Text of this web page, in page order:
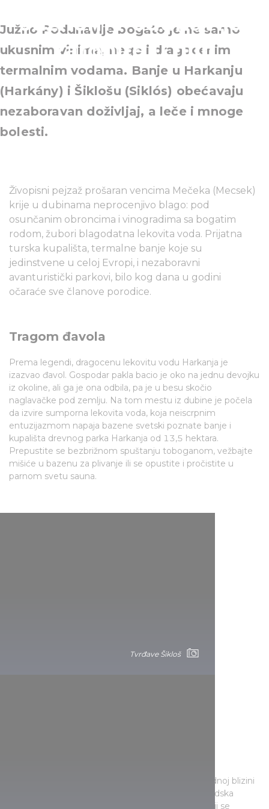
Južnom Podunavlju:
zaronite u njih
Južno Podunavlje bogato je ne samo
ukusnim vinima, nego i dragocenim
termalnim vodama. Banje u Harkanju
(Harkány) i Šiklošu (Siklós) obećavaju
nezaboravan doživljaj, a leče i mnoge
bolesti.
Živopisni pejzaž prošaran vencima Mečeka (Mecsek)
krije u dubinama neprocenjivo blago: pod
osunčanim obroncima i vinogradima sa bogatim
rodom, žubori blagodatna lekovita voda. Prijatna
turska kupališta, termalne banje koje su
jedinstvene u celoj Evropi, i nezaboravni
avanturistički parkovi, bilo kog dana u godini
očaraće sve članove porodice.
Tragom đavola
Prema legendi, dragocenu lekovitu vodu Harkanja je
izazvao đavol. Gospodar pakla bacio je oko na jednu devojku
iz okoline, ali ga je ona odbila, pa je u besu skočio
naglavačke pod zemlju. Na tom mestu iz dubine je počela
da izvire sumporna lekovita voda, koja neiscrpnim
entuzijazmom napaja bazene svetski poznate banje i
kupališta drevnog parka Harkanja od 13,5 hektara.
Prepustite se bezbrižnom spuštanju toboganom, vežbajte
mišiće u bazenu za plivanje ili se opustite i pročistite u
parnom svetu sauna.
Tvrđave Šikloš
U jedinstvenom prirodnom okruženju, u neposrednoj blizini
tvrđave Šikloš, ljubitelje kupanja čeka poznata gradska
termalna banja, čiji impresivan dizajn enterijera koji se